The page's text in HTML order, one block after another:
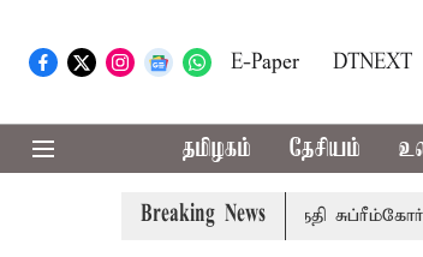
E-Paper DTNEXT
தமிழகம் தேசியம்
Breaking News
வழக்கு; வரும் 14ம்தேதி